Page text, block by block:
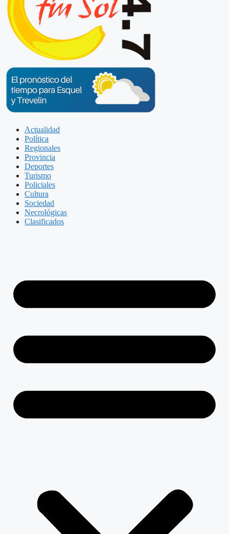
Actualidad
Política
Regionales
Provincia
Deportes
Turismo
Policiales
Cultura
Sociedad
Necrológicas
Clasificados